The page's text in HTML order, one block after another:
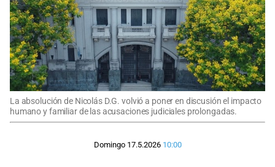
La absolución de Nicolás D.G. volvió a poner en discusión el impacto
humano y familiar de las acusaciones judiciales prolongadas.
Domingo 17.5.2026 10:00